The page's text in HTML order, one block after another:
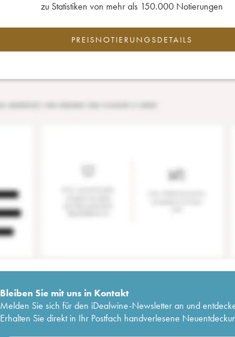
zu Statistiken von mehr als 150.000 Notierungen
PREISNOTIERUNGSDETAILS
Bleiben Sie mit uns in Kontakt
Melden Sie sich für den iDealwine-Newsletter an und
Erhalten Sie direkt in Ihr Postfach handverlesene